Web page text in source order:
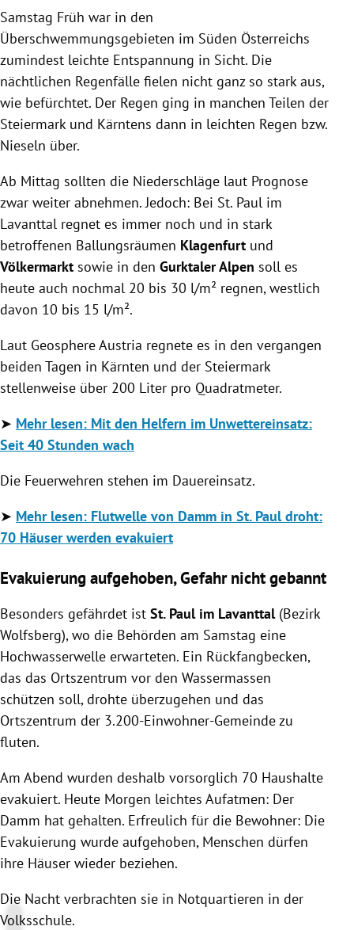
Untermenü
Samstag Früh war in den
Überschwemmungsgebieten im Süden Österreichs
zumindest leichte Entspannung in Sicht. Die
nächtlichen Regenfälle fielen nicht ganz so stark aus,
wie befürchtet. Der Regen ging in manchen Teilen der
Steiermark und Kärntens dann in leichten Regen bzw.
Nieseln über.
Ab Mittag sollten die Niederschläge laut Prognose
zwar weiter abnehmen. Jedoch: Bei St. Paul im
Lavanttal regnet es immer noch und in stark
betroffenen Ballungsräumen Klagenfurt und
Völkermarkt sowie in den Gurktaler Alpen soll es
heute auch nochmal 20 bis 30 l/m² regnen, westlich
davon 10 bis 15 l/m².
Laut Geosphere Austria regnete es in den vergangen
beiden Tagen in Kärnten und der Steiermark
stellenweise über 200 Liter pro Quadratmeter.
➤ Mehr lesen: Mit den Helfern im Unwettereinsatz:
Seit 40 Stunden wach
Die Feuerwehren stehen im Dauereinsatz.
➤ Mehr lesen: Flutwelle von Damm in St. Paul droht:
70 Häuser werden evakuiert
Evakuierung aufgehoben, Gefahr nicht gebannt
Besonders gefährdet ist St. Paul im Lavanttal (Bezirk
Wolfsberg), wo die Behörden am Samstag eine
Hochwasserwelle erwarteten. Ein Rückfangbecken,
das das Ortszentrum vor den Wassermassen
schützen soll, drohte überzugehen und das
Ortszentrum der 3.200-Einwohner-Gemeinde zu
fluten.
Am Abend wurden deshalb vorsorglich 70 Haushalte
evakuiert. Heute Morgen leichtes Aufatmen: Der
Damm hat gehalten. Erfreulich für die Bewohner: Die
Evakuierung wurde aufgehoben, Menschen dürfen
ihre Häuser wieder beziehen.
Die Nacht verbrachten sie in Notquartieren in der
Volksschule.